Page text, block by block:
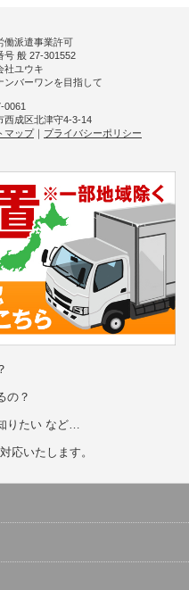
働派遣事業許可
号 般 27-301552
社ユウキ
ンバーワンを目指して
0061
西成区北津守4-3-14
マップ｜ プライバシーポリシー
の？
りたい など…
応いたします。